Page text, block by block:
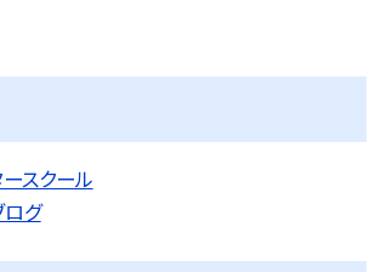
スクール
グ